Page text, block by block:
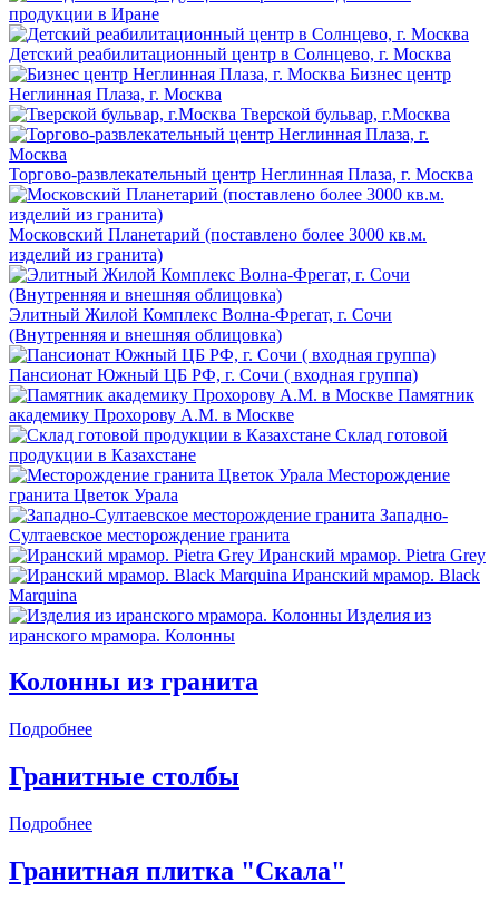
продукции в Иране
Детский реабилитационный центр в Солнцево, г. Москва
Бизнес центр
Неглинная Плаза, г. Москва
Тверской бульвар, г.Москва
Торгово-развлекательный центр Неглинная Плаза, г. Москва
Московский Планетарий (поставлено более 3000 кв.м.
изделий из гранита)
Элитный Жилой Комплекс Волна-Фрегат, г. Сочи
(Внутренняя и внешняя облицовка)
Пансионат Южный ЦБ РФ, г. Сочи ( входная группа)
Памятник
академику Прохорову А.М. в Москве
Склад готовой
продукции в Казахстане
Месторождение
гранита Цветок Урала
Западно-
Султаевское месторождение гранита
Иранский мрамор. Pietra Grey
Иранский мрамор. Black
Marquina
Изделия из
иранского мрамора. Колонны
Колонны из гранита
Подробнее
Гранитные столбы
Подробнее
Гранитная плитка "Скала"